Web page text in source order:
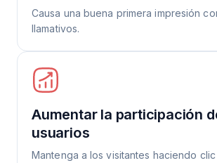
Causa una buena primera impresión
llamativos.
Aumentar la participación
usuarios
Mantenga a los visitantes haciendo